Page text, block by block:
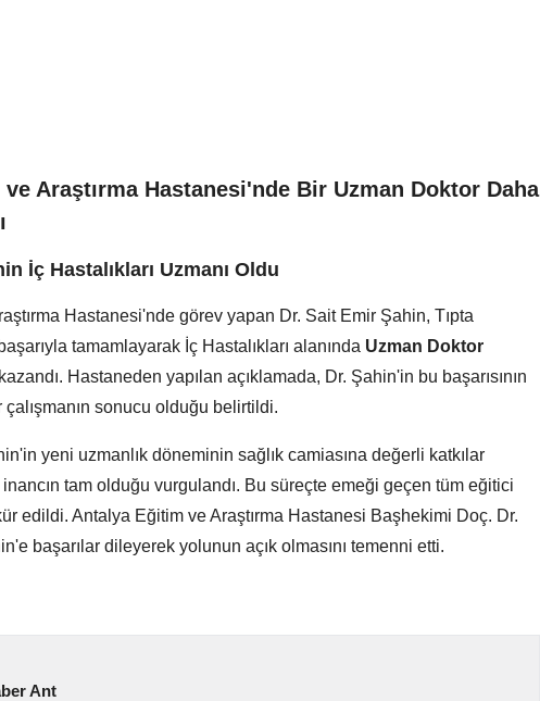
Araştırma Hastanesi'nde Bir Uzman Doktor Daha
İç Hastalıkları Uzmanı Oldu
Hastanesi'nde görev yapan Dr. Sait Emir Şahin, Tıpta
tamamlayarak İç Hastalıkları alanında Uzman Doktor
Hastaneden yapılan açıklamada, Dr. Şahin'in bu başarısının
sonucu olduğu belirtildi.
yeni uzmanlık döneminin sağlık camiasına değerli katkılar
tam olduğu vurgulandı. Bu süreçte emeği geçen tüm eğitici
edildi. Antalya Eğitim ve Araştırma Hastanesi Başhekimi Doç. Dr.
başarılar dileyerek yolunun açık olmasını temenni etti.
Ant